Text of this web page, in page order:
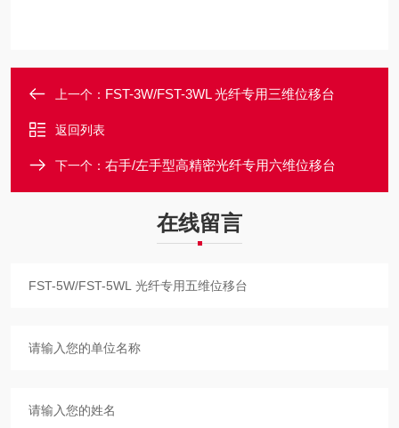
上一个： FST-3W/FST-3WL 光纤专用三维位移台
返回列表
下一个： 右手/左手型高精密光纤专用六维位移台
在线留言